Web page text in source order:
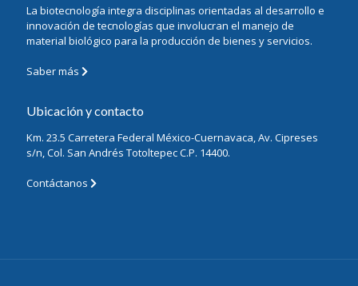
La biotecnología integra disciplinas orientadas al desarrollo e
innovación de tecnologías que involucran el manejo de
material biológico para la producción de bienes y servicios.
Saber más
Ubicación y contacto
Km. 23.5 Carretera Federal México-Cuernavaca, Av. Cipreses
s/n, Col. San Andrés Totoltepec C.P. 14400.
Contáctanos